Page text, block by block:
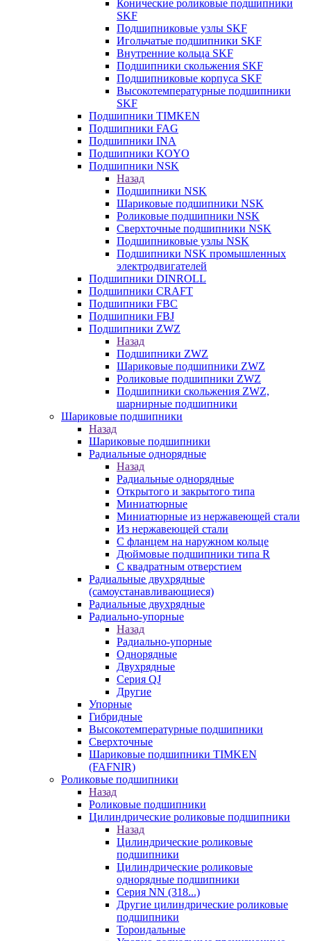
Конические роликовые подшипники
SKF
Подшипниковые узлы SKF
Игольчатые подшипники SKF
Внутренние кольца SKF
Подшипники скольжения SKF
Подшипниковые корпуса SKF
Высокотемпературные подшипники
SKF
Подшипники TIMKEN
Подшипники FAG
Подшипники INA
Подшипники KOYO
Подшипники NSK
Назад
Подшипники NSK
Шариковые подшипники NSK
Роликовые подшипники NSK
Сверхточные подшипники NSK
Подшипниковые узлы NSK
Подшипники NSK промышленных
электродвигателей
Подшипники DINROLL
Подшипники CRAFT
Подшипники FBC
Подшипники FBJ
Подшипники ZWZ
Назад
Подшипники ZWZ
Шариковые подшипники ZWZ
Роликовые подшипники ZWZ
Подшипники скольжения ZWZ,
шарнирные подшипники
Шариковые подшипники
Назад
Шариковые подшипники
Радиальные однорядные
Назад
Радиальные однорядные
Открытого и закрытого типа
Миниатюрные
Миниатюрные из нержавеющей стали
Из нержавеющей стали
С фланцем на наружном кольце
Дюймовые подшипники типа R
С квадратным отверстием
Радиальные двухрядные
(самоустанавливающиеся)
Радиальные двухрядные
Радиально-упорные
Назад
Радиально-упорные
Однорядные
Двухрядные
Серия QJ
Другие
Упорные
Гибридные
Высокотемпературные подшипники
Сверхточные
Шариковые подшипники TIMKEN
(FAFNIR)
Роликовые подшипники
Назад
Роликовые подшипники
Цилиндрические роликовые подшипники
Назад
Цилиндрические роликовые
подшипники
Цилиндрические роликовые
однорядные подшипники
Серия NN (318...)
Другие цилиндрические роликовые
подшипники
Тороидальные